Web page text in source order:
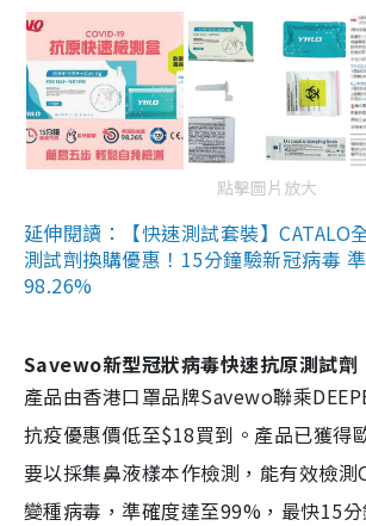
點擊圖片放大
延伸閱讀：【快速測試套裝】CATALO
測試劑換購優惠！15分鐘驗新冠病毒
98.26%
Savewo新型冠狀病毒快速抗原測試劑
產品由香港口罩品牌Savewo聯乘
抗疫優惠價低至$18買到。產品已獲得
要以採集鼻液樣本作檢測，能有效檢
變種病毒，準確度達至99%，最快15